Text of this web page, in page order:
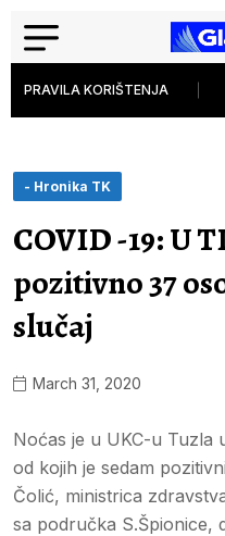
PRAVILA KORIŠTENJA
- Hronika TK
COVID -19: U
pozitivno 37
slučaj
March 31, 2020
Noćas je u UKC-u Tuzla
od kojih je sedam
Čolić, ministrica
sa područka S.Špionice,